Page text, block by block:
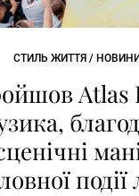
СТИЛЬ ЖИТТЯ /
Atlas
події